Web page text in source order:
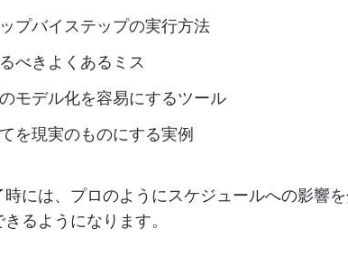
プバイステップの実行方法
べきよくあるミス
モデル化を容易にするツール
を現実のものにする実例
時には、プロのようにスケジュールへの影響
るようになります。